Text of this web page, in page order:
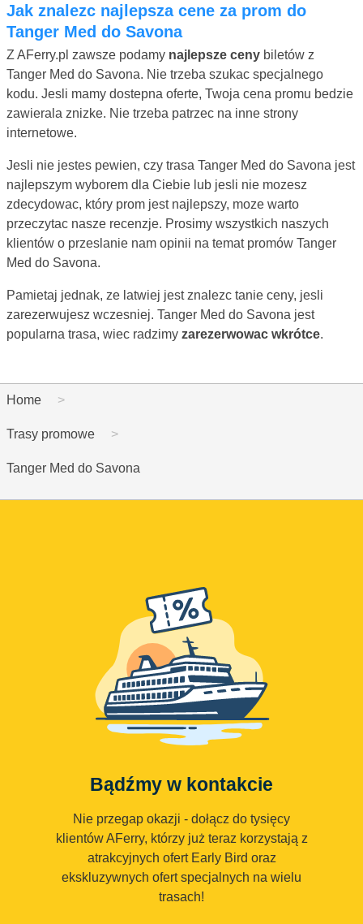
Jak znalezc najlepsza cene za prom do
Tanger Med do Savona
Z AFerry.pl zawsze podamy najlepsze ceny biletów z
Tanger Med do Savona. Nie trzeba szukac specjalnego
kodu. Jesli mamy dostepna oferte, Twoja cena promu bedzie
zawierala znizke. Nie trzeba patrzec na inne strony
internetowe.
Jesli nie jestes pewien, czy trasa Tanger Med do Savona jest
najlepszym wyborem dla Ciebie lub jesli nie mozesz
zdecydowac, który prom jest najlepszy, moze warto
przeczytac nasze recenzje. Prosimy wszystkich naszych
klientów o przeslanie nam opinii na temat promów Tanger
Med do Savona.
Pamietaj jednak, ze latwiej jest znalezc tanie ceny, jesli
zarezerwujesz wczesniej. Tanger Med do Savona jest
popularna trasa, wiec radzimy zarezerwowac wkrótce.
Home
Trasy promowe
Tanger Med do Savona
Bądźmy w kontakcie
Nie przegap okazji - dołącz do tysięcy
klientów AFerry, którzy już teraz korzystają z
atrakcyjnych ofert Early Bird oraz
ekskluzywnych ofert specjalnych na wielu
trasach!